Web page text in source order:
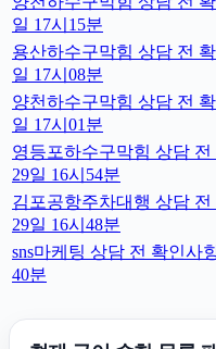
일 17시15분
용산하수구막힘 상담 전
일 17시08분
양천하수구막힘 상담 전
일 17시01분
영등포하수구막힘 상담 전
29일 16시54분
김포공항주차대행 상담 전
29일 16시48분
sns마케팅 상담 전 확인사
40분